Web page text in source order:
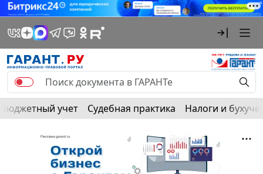
Бюджетный учет Судебная практика Налоги и